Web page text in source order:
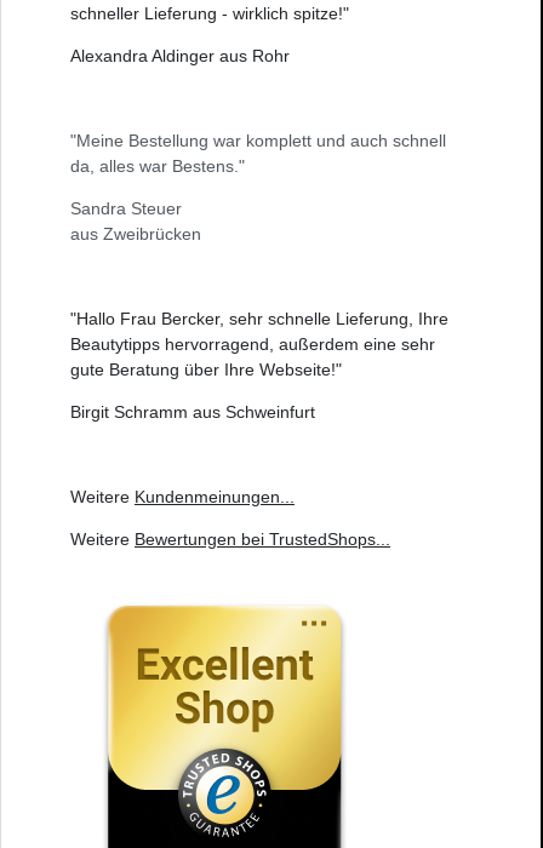
schneller Lieferung - wirklich spitze!"
Alexandra Aldinger aus Rohr
"Meine Bestellung war komplett und auch schnell
da, alles war Bestens."
Sandra Steuer
aus Zweibrücken
"Hallo Frau Bercker, sehr schnelle Lieferung, Ihre
Beautytipps hervorragend, außerdem eine sehr
gute Beratung über Ihre Webseite!"
Birgit Schramm aus Schweinfurt
Weitere Kundenmeinungen...
Weitere Bewertungen bei TrustedShops...